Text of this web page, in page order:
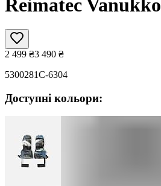
Reimatec Vanukko
2 499 ₴3 490 ₴
5300281C-6304
Доступні кольори: